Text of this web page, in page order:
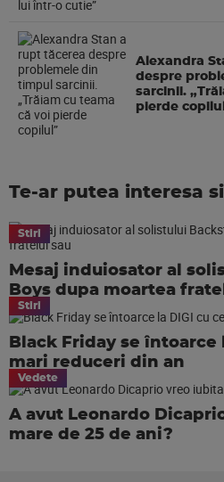
Alexandra
despre
sarcinii.
pierde
Te-ar putea interesa
Stiri
Mesaj induiosator al
Boys dupa moartea
Stiri
Black Friday se întoarce
mari reduceri din an
Vedete
A avut Leonardo
mare de 25 de ani?